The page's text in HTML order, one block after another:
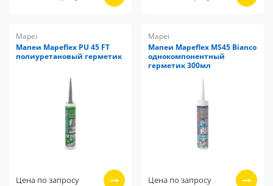
Mapei
Мапеи Mapeflex PU 45 FT
полиуретановый герметик
Цена по запросу
Mapei
Мапеи Mapeflex MS45 Bianco
однокомпонентный
герметик 300мл
Цена по запросу